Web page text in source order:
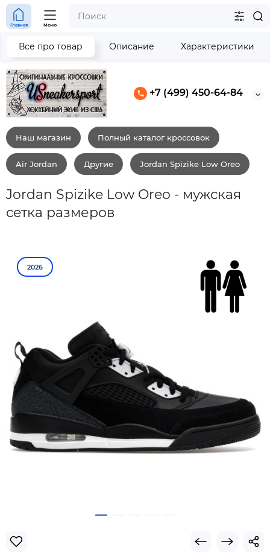
+7 (499) 450-64-84
Главная Меню
Наш магазин Полный каталог кроссовок
Air Jordan Другие Jordan Spizike Low Oreo
Jordan Spizike Low Oreo - мужская
сетка размеров
Все про товар Описание Характеристики
2026